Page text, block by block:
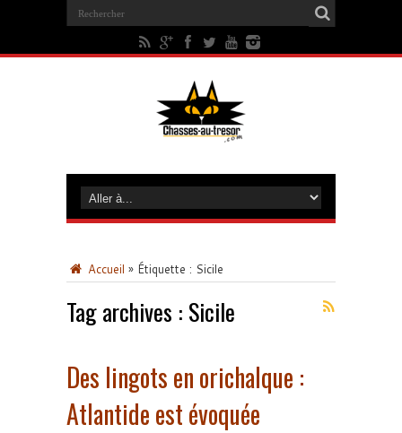
Accueil » Étiquette : Sicile
Tag archives : Sicile
Des lingots en orichalque :
Atlantide est évoquée